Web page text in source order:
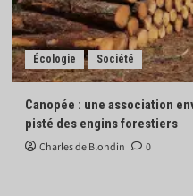
Écologie Société
Canopée : une association
pisté des engins forestiers
Charles de Blondin 0